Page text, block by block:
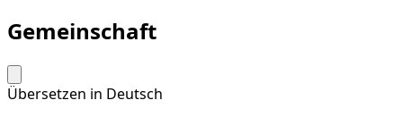
Gemeinschaft
Übersetzen in Deutsch